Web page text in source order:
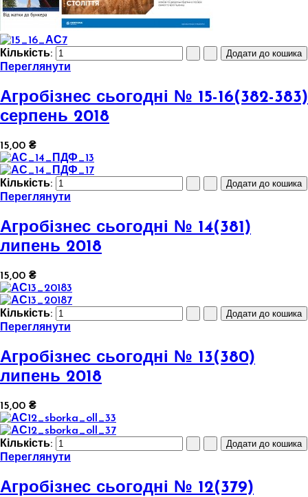
Кількість:
Переглянути
Агробізнес сьогодні № 15-16(382-383)
серпень 2018
15,00 ₴
Кількість:
Переглянути
Агробізнес сьогодні № 14(381)
липень 2018
15,00 ₴
Кількість:
Переглянути
Агробізнес сьогодні № 13(380)
липень 2018
15,00 ₴
Кількість:
Переглянути
Агробізнес сьогодні № 12(379)